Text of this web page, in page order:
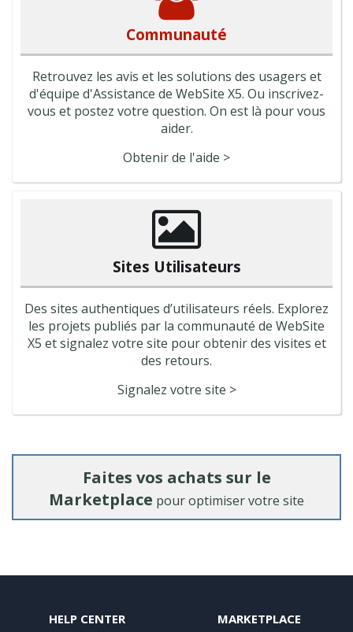
Communauté
Retrouvez les avis et les solutions des usagers et
d'équipe d'Assistance de WebSite X5. Ou inscrivez-
vous et postez votre question. On est là pour vous
aider.
Obtenir de l'aide >
Sites Utilisateurs
Des sites authentiques d’utilisateurs réels. Explorez
les projets publiés par la communauté de WebSite
X5 et signalez votre site pour obtenir des visites et
des retours.
Signalez votre site >
Faites vos achats sur le
Marketplace pour optimiser votre site
HELP CENTER MARKETPLACE